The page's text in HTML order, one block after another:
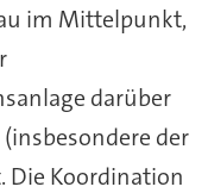
im Mittelpunkt,
darüber
der
Die Koordination